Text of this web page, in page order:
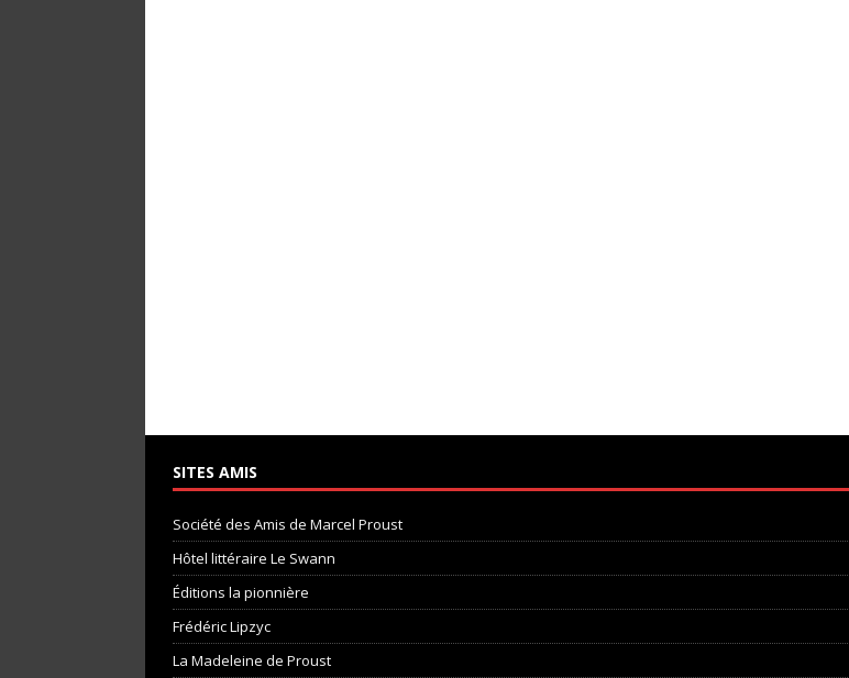
SITES AMIS
Société des Amis de Marcel Proust
Hôtel littéraire Le Swann
Éditions la pionnière
Frédéric Lipzyc
La Madeleine de Proust